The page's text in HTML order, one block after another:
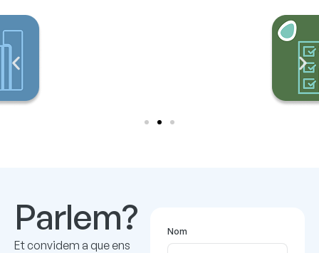
Parlem?
Et convidem a que ens
Nom